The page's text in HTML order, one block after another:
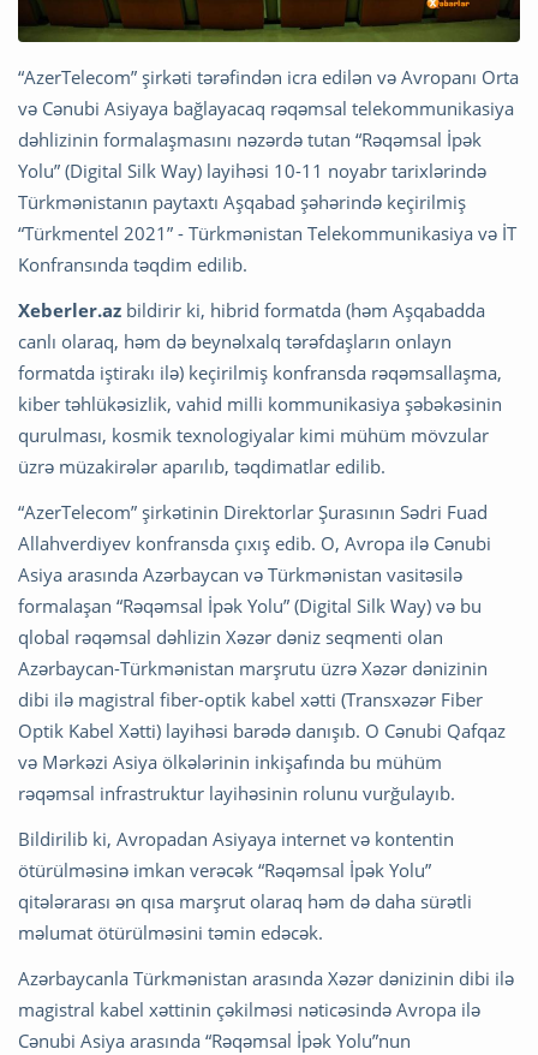
“AzerTelecom” şirkəti tərəfindən icra edilən və Avropanı Orta
və Cənubi Asiyaya bağlayacaq rəqəmsal telekommunikasiya
dəhlizinin formalaşmasını nəzərdə tutan “Rəqəmsal İpək
Yolu” (Digital Silk Way) layihəsi 10-11 noyabr tarixlərində
Türkmənistanın paytaxtı Aşqabad şəhərində keçirilmiş
“Türkmentel 2021” - Türkmənistan Telekommunikasiya və İT
Konfransında təqdim edilib.
Xeberler.az bildirir ki, hibrid formatda (həm Aşqabadda
canlı olaraq, həm də beynəlxalq tərəfdaşların onlayn
formatda iştirakı ilə) keçirilmiş konfransda rəqəmsallaşma,
kiber təhlükəsizlik, vahid milli kommunikasiya şəbəkəsinin
qurulması, kosmik texnologiyalar kimi mühüm mövzular
üzrə müzakirələr aparılıb, təqdimatlar edilib.
“AzerTelecom” şirkətinin Direktorlar Şurasının Sədri Fuad
Allahverdiyev konfransda çıxış edib. O, Avropa ilə Cənubi
Asiya arasında Azərbaycan və Türkmənistan vasitəsilə
formalaşan “Rəqəmsal İpək Yolu” (Digital Silk Way) və bu
qlobal rəqəmsal dəhlizin Xəzər dəniz seqmenti olan
Azərbaycan-Türkmənistan marşrutu üzrə Xəzər dənizinin
dibi ilə magistral fiber-optik kabel xətti (Transxəzər Fiber
Optik Kabel Xətti) layihəsi barədə danışıb. O Cənubi Qafqaz
və Mərkəzi Asiya ölkələrinin inkişafında bu mühüm
rəqəmsal infrastruktur layihəsinin rolunu vurğulayıb.
Bildirilib ki, Avropadan Asiyaya internet və kontentin
ötürülməsinə imkan verəcək “Rəqəmsal İpək Yolu”
qitələrarası ən qısa marşrut olaraq həm də daha sürətli
məlumat ötürülməsini təmin edəcək.
Azərbaycanla Türkmənistan arasında Xəzər dənizinin dibi ilə
magistral kabel xəttinin çəkilməsi nəticəsində Avropa ilə
Cənubi Asiya arasında “Rəqəmsal İpək Yolu”nun